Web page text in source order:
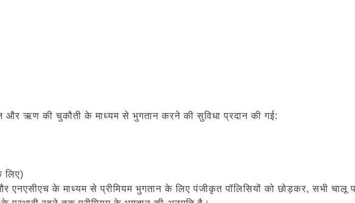
और ऋण की चुकौती के माध्यम से भुगतान करने की सुविधा प्रदान की गई:
लिए)
एनएसीएच के माध्यम से प्रीमियम भुगतान के लिए पंजीकृत पॉलिसियों को छोड़कर, सभी चालू